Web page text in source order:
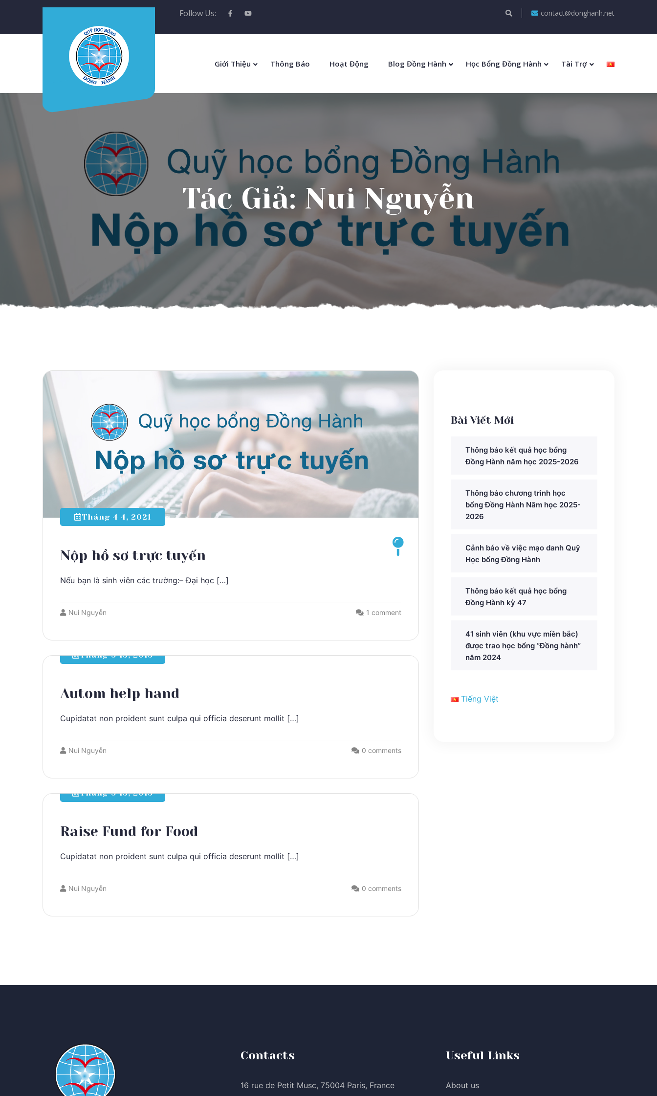
Follow Us: contact@donghanh.net
Giới Thiệu Thông Báo Hoạt Động Blog Đồng Hành Học Bổng Đồng Hành Tài Trợ
Tác Giả: Nui Nguyễn
Tháng 4 4, 2021
Nộp hồ sơ trực tuyến
Nếu bạn là sinh viên các trường:– Đại học […]
Nui Nguyễn 1 comment
Tháng 9 15, 2019
Autom help hand
Cupidatat non proident sunt culpa qui officia deserunt mollit […]
Nui Nguyễn 0 comments
Tháng 9 15, 2019
Raise Fund for Food
Cupidatat non proident sunt culpa qui officia deserunt mollit […]
Nui Nguyễn 0 comments
Bài Viết Mới
Thông báo kết quả học bổng
Đồng Hành năm học 2025-2026
Thông báo chương trình học
bổng Đồng Hành Năm học 2025-
2026
Cảnh báo về việc mạo danh Quỹ
Học bổng Đồng Hành
Thông báo kết quả học bổng
Đồng Hành kỳ 47
41 sinh viên (khu vực miền bắc)
được trao học bổng “Đồng hành”
năm 2024
Tiếng Việt
Contacts
16 rue de Petit Musc, 75004 Paris, France
Useful Links
About us